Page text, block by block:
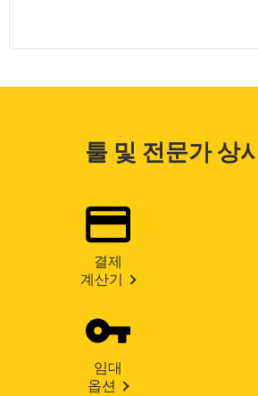
툴 및 전문가 상
결제
계산기
임대
옵션